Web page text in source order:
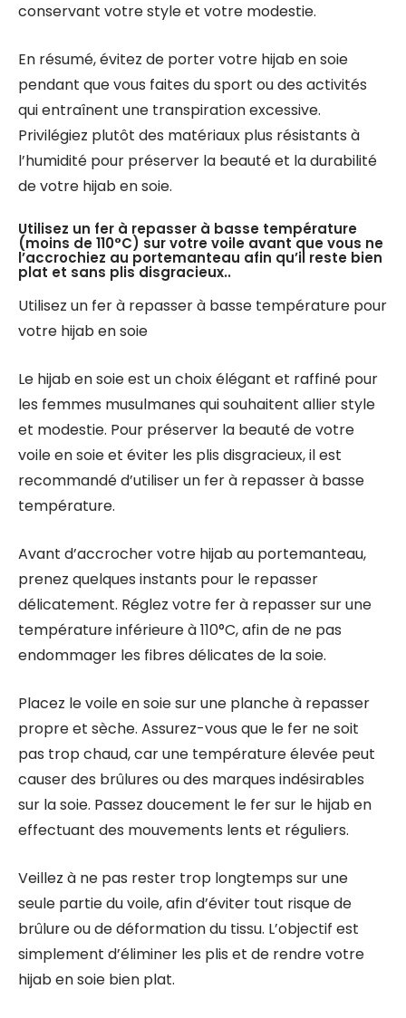
conservant votre style et votre modestie.
En résumé, évitez de porter votre hijab en soie
pendant que vous faites du sport ou des activités
qui entraînent une transpiration excessive.
Privilégiez plutôt des matériaux plus résistants à
l’humidité pour préserver la beauté et la durabilité
de votre hijab en soie.
Utilisez un fer à repasser à basse température
(moins de 110°C) sur votre voile avant que vous ne
l’accrochiez au portemanteau afin qu’il reste bien
plat et sans plis disgracieux..
Utilisez un fer à repasser à basse température pour
votre hijab en soie
Le hijab en soie est un choix élégant et raffiné pour
les femmes musulmanes qui souhaitent allier style
et modestie. Pour préserver la beauté de votre
voile en soie et éviter les plis disgracieux, il est
recommandé d’utiliser un fer à repasser à basse
température.
Avant d’accrocher votre hijab au portemanteau,
prenez quelques instants pour le repasser
délicatement. Réglez votre fer à repasser sur une
température inférieure à 110°C, afin de ne pas
endommager les fibres délicates de la soie.
Placez le voile en soie sur une planche à repasser
propre et sèche. Assurez-vous que le fer ne soit
pas trop chaud, car une température élevée peut
causer des brûlures ou des marques indésirables
sur la soie. Passez doucement le fer sur le hijab en
effectuant des mouvements lents et réguliers.
Veillez à ne pas rester trop longtemps sur une
seule partie du voile, afin d’éviter tout risque de
brûlure ou de déformation du tissu. L’objectif est
simplement d’éliminer les plis et de rendre votre
hijab en soie bien plat.